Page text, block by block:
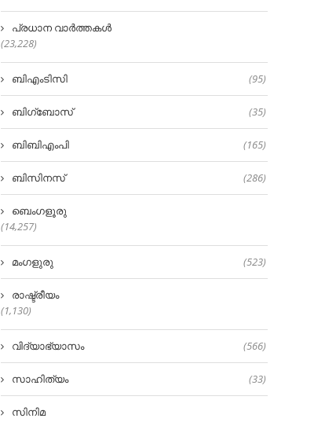
പ്രധാന വാർത്തകൾ
(23,228)
ബിഎംടിസി (95)
ബിഗ്‌ബോസ് (35)
ബിബിഎംപി (165)
ബിസിനസ് (286)
ബെംഗളൂരു
(14,257)
മംഗളുരു (523)
രാഷ്ട്രീയം
(1,130)
വിദ്യാഭ്യാസം (566)
സാഹിത്യം (33)
സിനിമ